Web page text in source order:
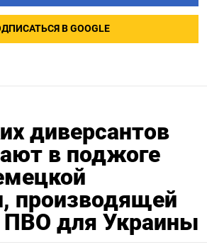
В GOOGLE
диверсантов
в поджоге
производящей
ПВО для Украины